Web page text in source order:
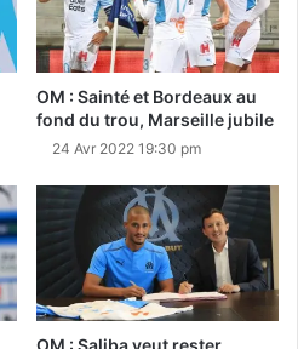
OM : Sainté et Bordeaux au
fond du trou, Marseille jubile
24 Avr 2022 19:30 pm